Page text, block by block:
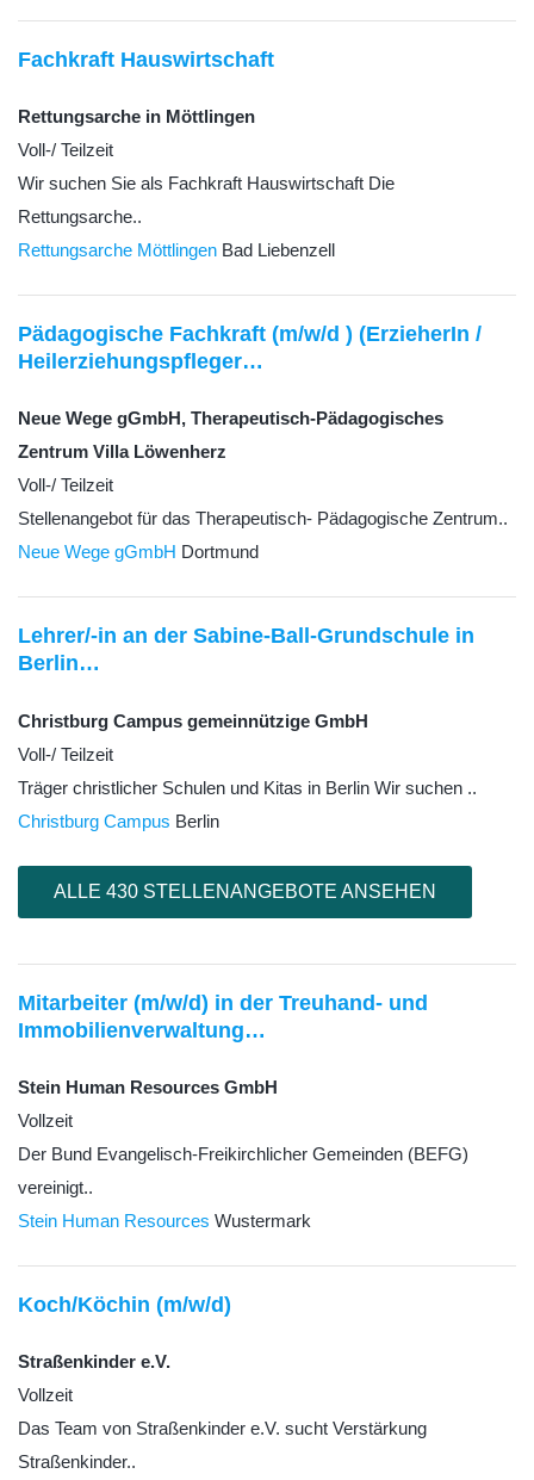
Fachkraft Hauswirtschaft
Rettungsarche in Möttlingen
Voll-/ Teilzeit
Wir suchen Sie als Fachkraft Hauswirtschaft Die
Rettungsarche..
Rettungsarche Möttlingen Bad Liebenzell
Pädagogische Fachkraft (m/w/d ) (ErzieherIn /
Heilerziehungspfleger…
Neue Wege gGmbH, Therapeutisch-Pädagogisches
Zentrum Villa Löwenherz
Voll-/ Teilzeit
Stellenangebot für das Therapeutisch- Pädagogische Zentrum..
Neue Wege gGmbH Dortmund
Lehrer/-in an der Sabine-Ball-Grundschule in
Berlin…
Christburg Campus gemeinnützige GmbH
Voll-/ Teilzeit
Träger christlicher Schulen und Kitas in Berlin Wir suchen ..
Christburg Campus Berlin
ALLE 430 STELLENANGEBOTE ANSEHEN
Mitarbeiter (m/w/d) in der Treuhand- und
Immobilienverwaltung…
Stein Human Resources GmbH
Vollzeit
Der Bund Evangelisch-Freikirchlicher Gemeinden (BEFG)
vereinigt..
Stein Human Resources Wustermark
Koch/Köchin (m/w/d)
Straßenkinder e.V.
Vollzeit
Das Team von Straßenkinder e.V. sucht Verstärkung
Straßenkinder..